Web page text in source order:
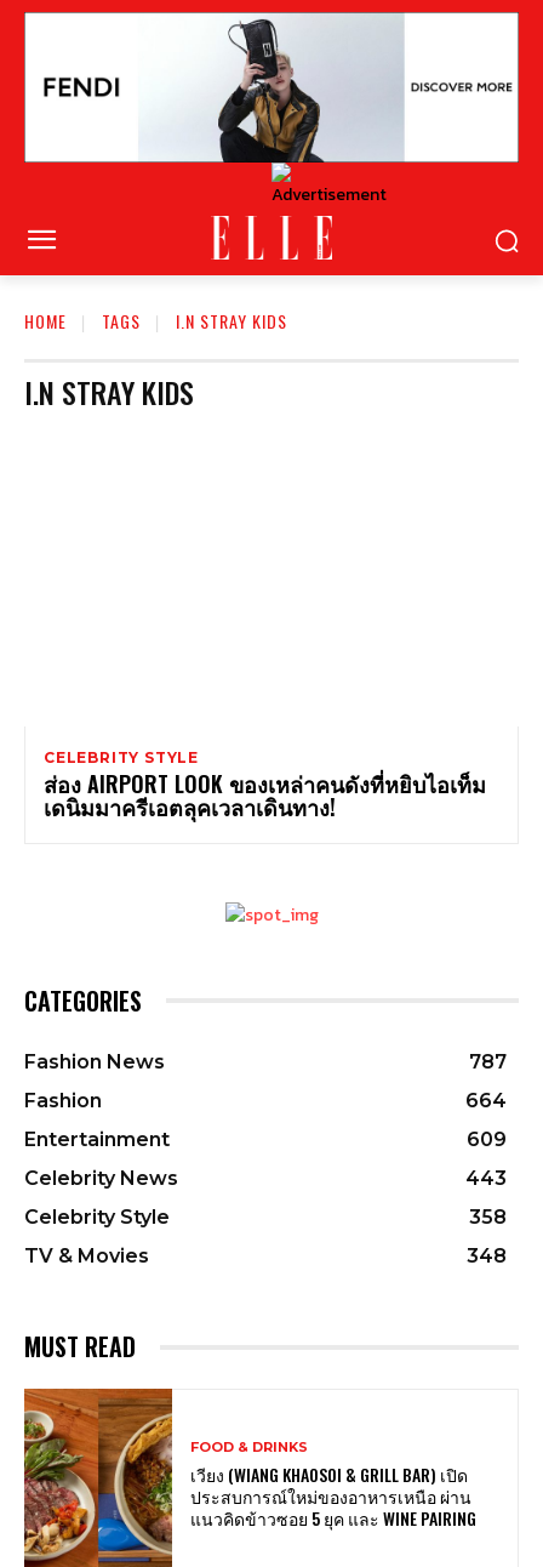
HOME TAGS I.N STRAY KIDS
I.N STRAY KIDS
CELEBRITY STYLE
ส่อง AIRPORT LOOK ของเหล่าคนดังที่หยิบไอเท็ม
เดนิมมาครีเอตลุคเวลาเดินทาง!
CATEGORIES
Fashion News
787
Fashion
664
Entertainment
609
Celebrity News
443
Celebrity Style
358
TV & Movies
348
MUST READ
FOOD & DRINKS
เวียง (WIANG KHAOSOI & GRILL BAR) เปิด
ประสบการณ์ใหม่ของอาหารเหนือ ผ่าน
แนวคิดข้าวซอย 5 ยุค และ WINE PAIRING